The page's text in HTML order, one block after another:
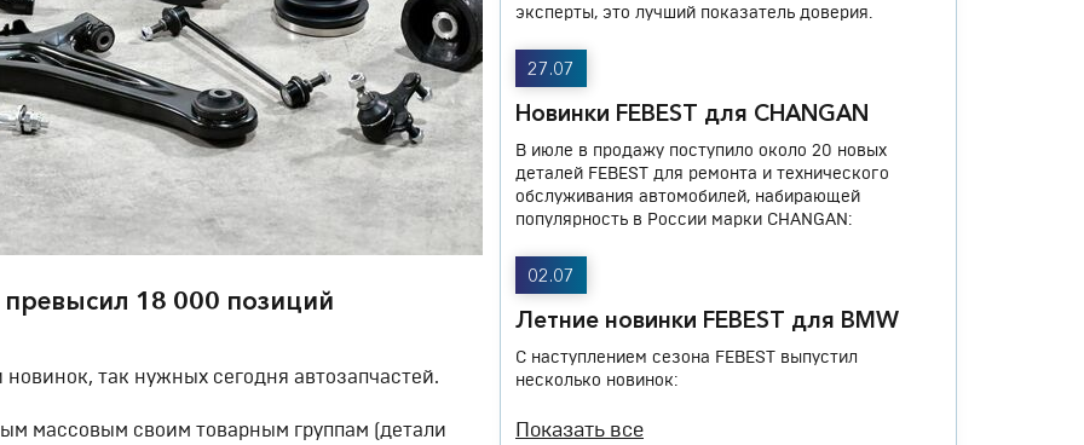
18 000 позиций
так нужных сегодня автозапчастей.
массовым своим товарным группам (детали
эксперты, это лучший показатель доверия.
27.07
Новинки FEBEST для CHANGAN
В июле в продажу поступило около 20 новых
деталей FEBEST для ремонта и технического
обслуживания автомобилей, набирающей
популярность в России марки CHANGAN:
02.07
Летние новинки FEBEST для BMW
С наступлением сезона FEBEST выпустил
несколько новинок:
Показать все